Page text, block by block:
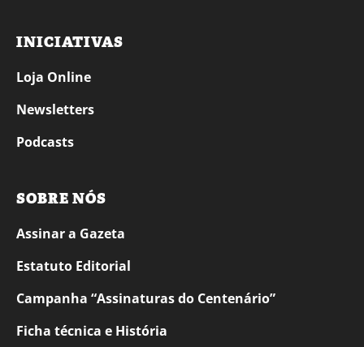
INICIATIVAS
Loja Online
Newsletters
Podcasts
SOBRE NÓS
Assinar a Gazeta
Estatuto Editorial
Campanha “Assinaturas do Centenário”
Ficha técnica e História